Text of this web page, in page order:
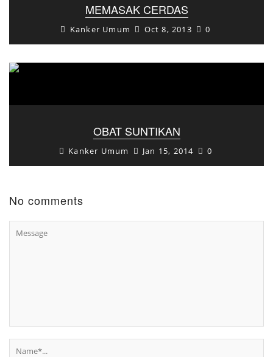
MEMASAK CERDAS
Kanker Umum Oct 8, 2013 0
OBAT SUNTIKAN
Kanker Umum Jan 15, 2014 0
No comments